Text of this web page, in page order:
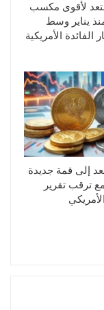
الخميس في
على
للتوصل
الحل أصبح
إلى
داخل منظمة
من الخام،
مضيق
النفط
المنطقة
لأقوى مكسب
يناير وسط
الأمريكية
إلى قمة جديدة
ترقب تقرير